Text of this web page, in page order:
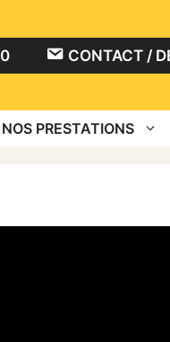
CONTACT /
NOS PRESTATIONS